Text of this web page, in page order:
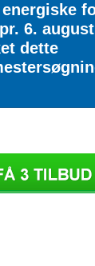
energiske
6.
dette